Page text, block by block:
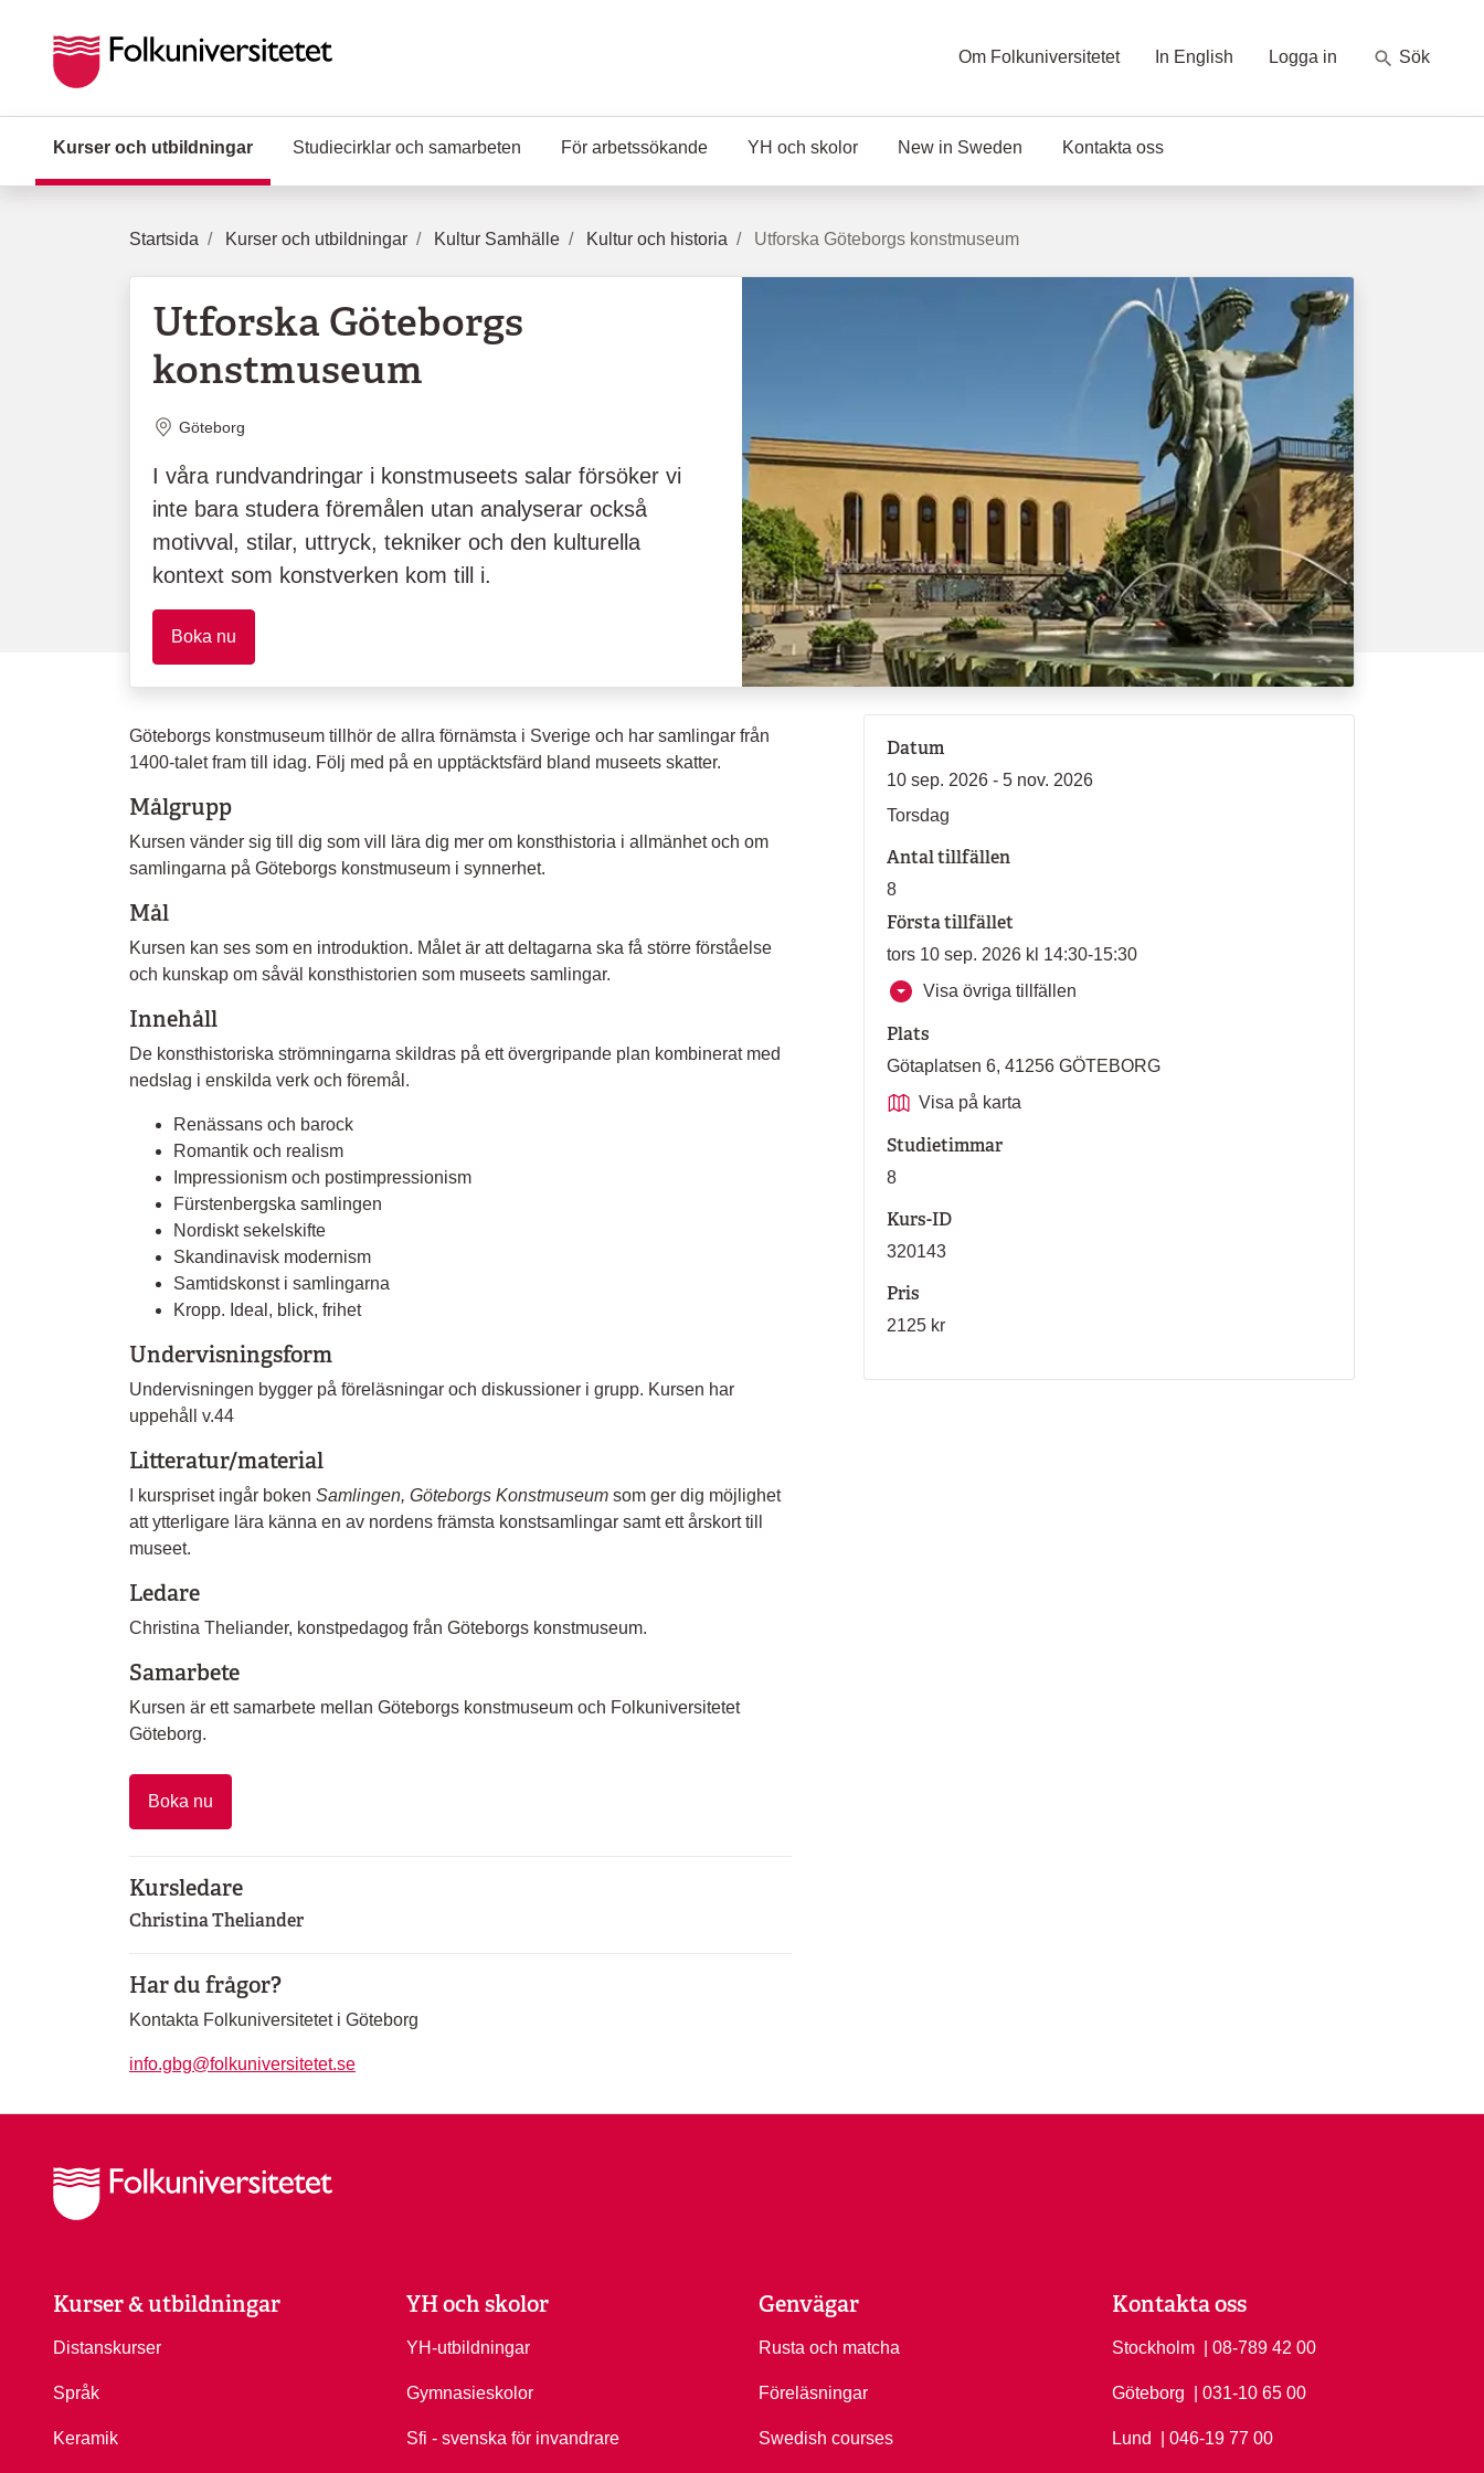
Om Folkuniversitetet In English Logga in Sök
Kurser och utbildningar (Aktuell sida)
Studiecirklar och samarbeten För arbetssökande YH och skolor New in Sweden Kontakta oss
Startsida Kurser och utbildningar Kultur Samhälle Kultur och historia Utforska Göteborgs konstmuseum
Utforska Göteborgs
konstmuseum
Plats
Göteborg
I våra rundvandringar i konstmuseets salar försöker vi
inte bara studera föremålen utan analyserar också
motivval, stilar, uttryck, tekniker och den kulturella
kontext som konstverken kom till i.
Boka nu
Göteborgs konstmuseum tillhör de allra förnämsta i Sverige och har samlingar från
1400-talet fram till idag. Följ med på en upptäcktsfärd bland museets skatter.
Målgrupp
Kursen vänder sig till dig som vill lära dig mer om konsthistoria i allmänhet och om
samlingarna på Göteborgs konstmuseum i synnerhet.
Mål
Kursen kan ses som en introduktion. Målet är att deltagarna ska få större förståelse
och kunskap om såväl konsthistorien som museets samlingar.
Innehåll
De konsthistoriska strömningarna skildras på ett övergripande plan kombinerat med
nedslag i enskilda verk och föremål.
Renässans och barock
Romantik och realism
Impressionism och postimpressionism
Fürstenbergska samlingen
Nordiskt sekelskifte
Skandinavisk modernism
Samtidskonst i samlingarna
Kropp. Ideal, blick, frihet
Undervisningsform
Undervisningen bygger på föreläsningar och diskussioner i grupp. Kursen har
uppehåll v.44
Litteratur/material
I kurspriset ingår boken Samlingen, Göteborgs Konstmuseum som ger dig möjlighet
att ytterligare lära känna en av nordens främsta konstsamlingar samt ett årskort till
museet.
Ledare
Christina Theliander, konstpedagog från Göteborgs konstmuseum.
Samarbete
Kursen är ett samarbete mellan Göteborgs konstmuseum och Folkuniversitetet
Göteborg.
Boka nu
Kursledare
Christina Theliander
Har du frågor?
Kontakta Folkuniversitetet i Göteborg
info.gbg@folkuniversitetet.se
Datum
10 sep. 2026 - 5 nov. 2026
Torsdag
Antal tillfällen
8
Första tillfället
tors 10 sep. 2026 kl 14:30-15:30
Visa övriga tillfällen
Plats
Götaplatsen 6, 41256 GÖTEBORG
Visa på karta
Studietimmar
8
Kurs-ID
320143
Pris
2125 kr
Kurser & utbildningar
Distanskurser
Språk
Keramik
YH och skolor
YH-utbildningar
Gymnasieskolor
Sfi - svenska för invandrare
Genvägar
Rusta och matcha
Föreläsningar
Swedish courses
Kontakta oss
Stockholm Ring Stockholm på
| 08-789 42 00
Göteborg Ring Göteborg på
| 031-10 65 00
Lund Ring Lund på
| 046-19 77 00